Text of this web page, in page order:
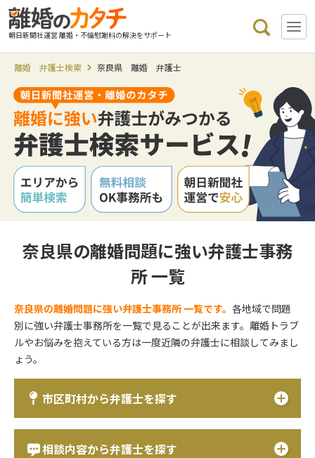
朝日新聞社運営 離婚・不倫慰謝料の解決をサポート
離婚 弁護士検索 奈良県 離婚 弁護士
奈良県の離婚問題に強い弁護士事務
所 一覧
奈良県の離婚問題に強い弁護士事務所 一覧です。各地域で問題
別に強い弁護士事務所を一覧で見ることが出来ます。離婚トラブ
ルやお悩みを抱えている方は一度近隣の弁護士に相談してみまし
ょう。
市区町村から弁護士を探す
相談内容から弁護士を探す